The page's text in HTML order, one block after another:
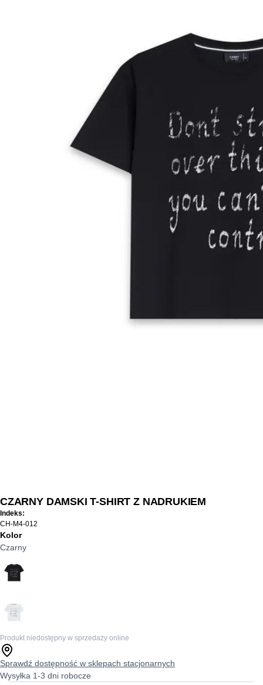
CZARNY DAMSKI T-SHIRT Z NADRUKIEM
Indeks:
CH-M4-012
Kolor
Czarny
Produkt niedostępny w sprzedaży online
Sprawdź dostępność w sklepach stacjonarnych
Wysyłka 1-3 dni robocze